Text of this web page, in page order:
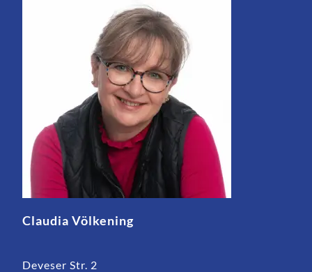
Claudia Völkening
Deveser Str. 2